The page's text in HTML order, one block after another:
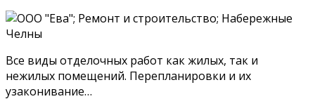
Все виды отделочных работ как жилых, так и
нежилых помещений. Перепланировки и их
узаконивание…